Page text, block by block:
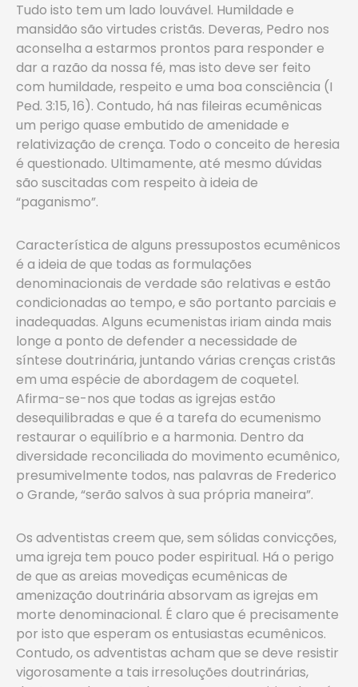
Tudo isto tem um lado louvável. Humildade e
mansidão são virtudes cristãs. Deveras, Pedro nos
aconselha a estarmos prontos para responder e
dar a razão da nossa fé, mas isto deve ser feito
com humildade, respeito e uma boa consciência (I
Ped. 3:15, 16). Contudo, há nas fileiras ecumênicas
um perigo quase embutido de amenidade e
relativização de crença. Todo o conceito de heresia
é questionado. Ultimamente, até mesmo dúvidas
são suscitadas com respeito à ideia de
“paganismo”.
Característica de alguns pressupostos ecumênicos
é a ideia de que todas as formulações
denominacionais de verdade são relativas e estão
condicionadas ao tempo, e são portanto parciais e
inadequadas. Alguns ecumenistas iriam ainda mais
longe a ponto de defender a necessidade de
síntese doutrinária, juntando várias crenças cristãs
em uma espécie de abordagem de coquetel.
Afirma-se-nos que todas as igrejas estão
desequilibradas e que é a tarefa do ecumenismo
restaurar o equilíbrio e a harmonia. Dentro da
diversidade reconciliada do movimento ecumênico,
presumivelmente todos, nas palavras de Frederico
o Grande, “serão salvos à sua própria maneira”.
Os adventistas creem que, sem sólidas convicções,
uma igreja tem pouco poder espiritual. Há o perigo
de que as areias movediças ecumênicas de
amenização doutrinária absorvam as igrejas em
morte denominacional. É claro que é precisamente
por isto que esperam os entusiastas ecumênicos.
Contudo, os adventistas acham que se deve resistir
vigorosamente a tais irresoluções doutrinárias,